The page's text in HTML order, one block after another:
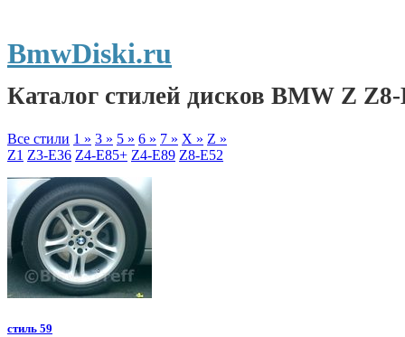
Каталог стилей дисков BMW Z
Все стили 1 » 3 » 5 » 6 » 7 » X » Z »
Z1 Z3-E36 Z4-E85+ Z4-E89 Z8-E52
BmwDiski.ru
стиль 59